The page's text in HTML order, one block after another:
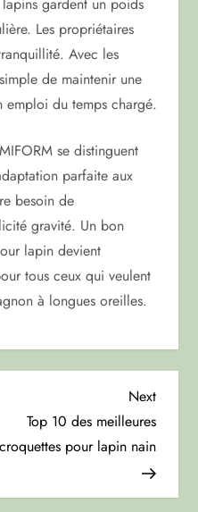
gardent un poids
Les propriétaires
Avec les
de maintenir une
emploi du temps chargé.
se distinguent
parfaite aux
besoin de
gravité. Un bon
lapin devient
tous ceux qui veulent
à longues oreilles.
Next
Post
Next
Top 10 des meilleures
croquettes pour lapin nain